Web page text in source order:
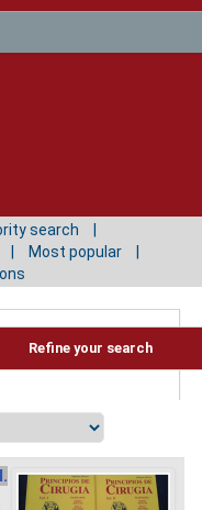
search
Most popular
Refine your search
I.